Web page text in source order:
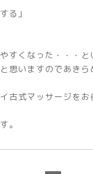
る」
すくなった・・・
思いますのであきら
古式マッサージをお
。